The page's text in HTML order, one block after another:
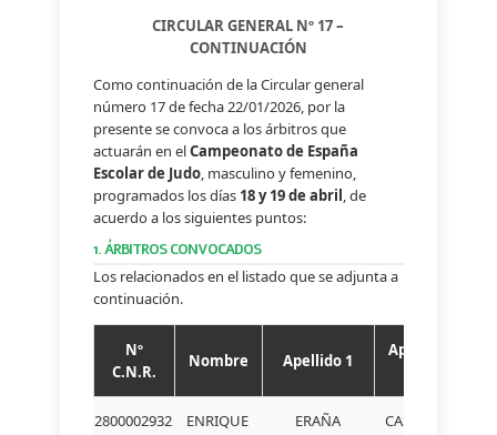
CIRCULAR GENERAL Nº 17 –
CONTINUACIÓN
Como continuación de la Circular general
número 17 de fecha 22/01/2026, por la
presente se convoca a los árbitros que
actuarán en elCampeonato de España
Escolar de Judo, masculino y femenino,
programados los días 18 y 19 de abril, de
acuerdo a los siguientes puntos:
1. ÁRBITROS CONVOCADOS
Los relacionados en el listado que se adjunta a
continuación.
Nº
C.N.R.
Nombre Apellido 1
Apellido
2800002932 ENRIQUE ERAÑA CASTILLO